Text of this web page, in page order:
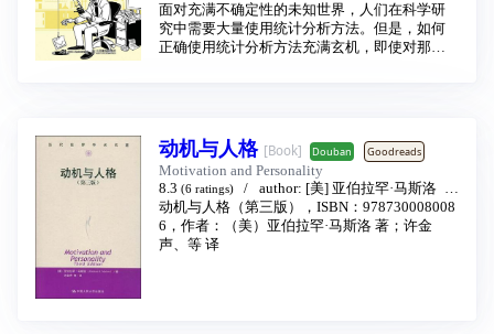
publishing house:人民邮电出版社
2016 -
9
面对充满不确定性的未知世界，人们在科学研
究中需要大量使用统计分析方法。但是，如何
正确使用统计分析方法充满玄机，即使对那些
统计谬误，诸如 p 值与基础概率谬误、统计显
著性和模型误用等。从本书中，你将理解什么
是统计谬误及其产生的原因，了解如何检查科
学研究中隐藏的统计谬误，你还将学会如何正
确地使用统计方法，如何在科学研究中避免这
些统计谬误。
动机与人格 [Book] Douban Goodreads
Motivation and Personality
8.3 (6 ratings) author: [美] 亚伯拉罕·马斯洛
translator:许金声 publishing house:中国人
民大学出版社
2007 - 4
动机与人格（第三版），ISBN：978730008008
6，作者：（美）亚伯拉罕·马斯洛 著；许金
声、等 译